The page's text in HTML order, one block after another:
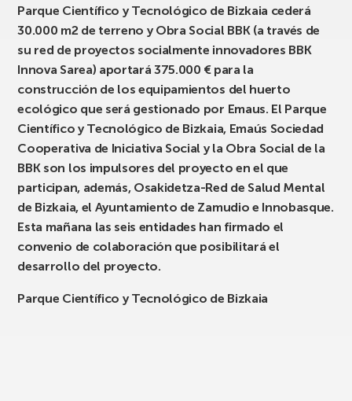
Parque Científico y Tecnológico de Bizkaia cederá
30.000 m2 de terreno y Obra Social BBK (a través de
su red de proyectos socialmente innovadores BBK
Innova Sarea) aportará 375.000 € para la
construcción de los equipamientos del huerto
ecológico que será gestionado por Emaus. El Parque
Científico y Tecnológico de Bizkaia, Emaús Sociedad
Cooperativa de Iniciativa Social y la Obra Social de la
BBK son los impulsores del proyecto en el que
participan, además, Osakidetza-Red de Salud Mental
de Bizkaia, el Ayuntamiento de Zamudio e Innobasque.
Esta mañana las seis entidades han firmado el
convenio de colaboración que posibilitará el
desarrollo del proyecto.
Parque Científico y Tecnológico de Bizkaia